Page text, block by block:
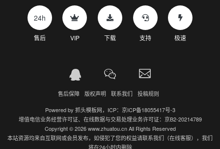
24h
售后 VIP 下载 支持 极速
售后保障 版权声明 联系我们 投稿规则
Powered by 抓头模板网，ICP： 京ICP备18055417号-3
增值电信业务经营许可证、在线数据与交易处理业务许可证：京B2-20214789
Copyright © 2026 www.zhuatou.cn All Rights Reserved
本站资源均来自互联网或会员发布，如侵犯了您的权益请联系我们（在线客服），我们
将在24小时内删除